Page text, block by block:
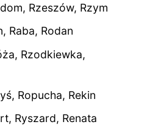
Rzeszów, Rzym
Raba, Rodan
Rzodkiewka,
Ropucha, Rekin
Ryszard, Renata